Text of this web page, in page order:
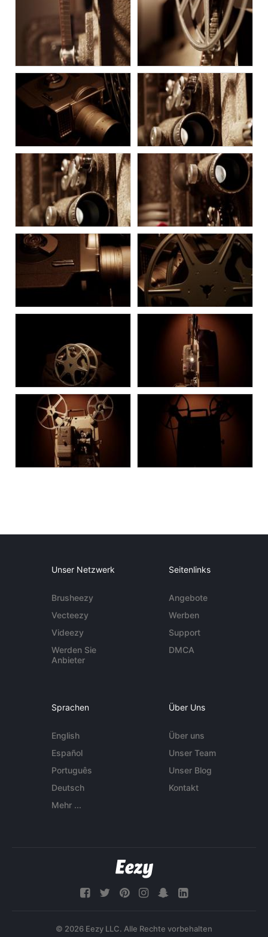
Unser Netzwerk
Brusheezy
Vecteezy
Videezy
Werden Sie
Anbieter
Seitenlinks
Angebote
Werben
Support
DMCA
Sprachen
English
Español
Português
Deutsch
Mehr ...
Über Uns
Über uns
Unser Team
Unser Blog
Kontakt
© 2026 Eezy LLC. Alle Rechte vorbehalten